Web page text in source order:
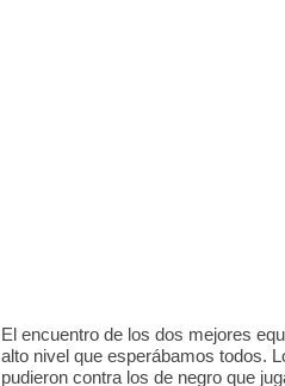
El encuentro de los dos mejores
alto nivel que esperábamos todos.
pudieron contra los de negro que